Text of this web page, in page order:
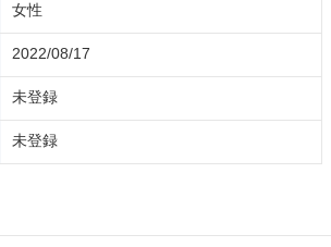
女性
2022/08/17
未登録
未登録